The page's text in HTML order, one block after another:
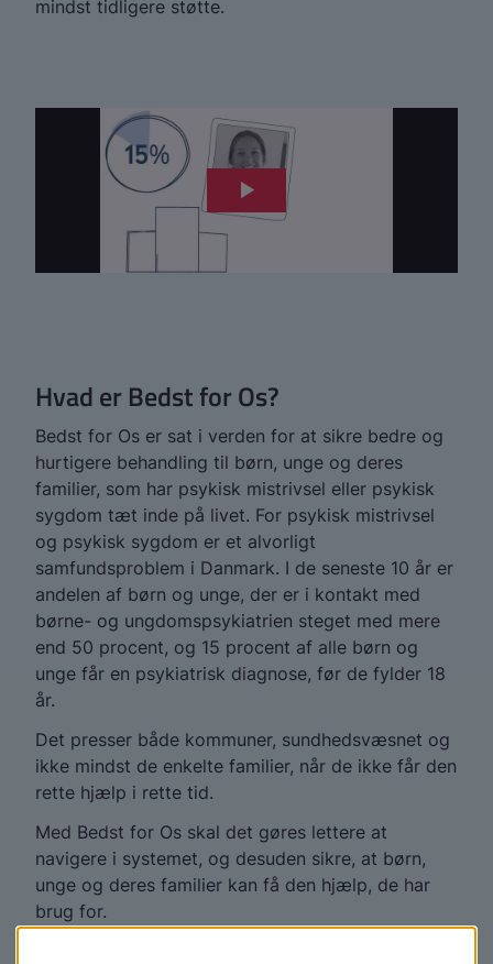
mindst tidligere støtte.
Hvad er Bedst for Os?
Bedst for Os er sat i verden for at sikre bedre og
hurtigere behandling til børn, unge og deres
familier, som har psykisk mistrivsel eller psykisk
sygdom tæt inde på livet. For psykisk mistrivsel
og psykisk sygdom er et alvorligt
samfundsproblem i Danmark. I de seneste 10 år er
andelen af børn og unge, der er i kontakt med
børne- og ungdomspsykiatrien steget med mere
end 50 procent, og 15 procent af alle børn og
unge får en psykiatrisk diagnose, før de fylder 18
år.
Det presser både kommuner, sundhedsvæsnet og
ikke mindst de enkelte familier, når de ikke får den
rette hjælp i rette tid.
Med Bedst for Os skal det gøres lettere at
navigere i systemet, og desuden sikre, at børn,
unge og deres familier kan få den hjælp, de har
brug for.